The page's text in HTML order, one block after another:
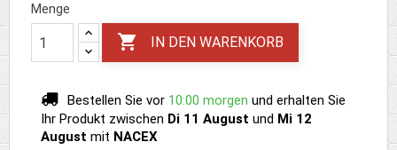
Menge
 IN DEN WARENKORB
Bestellen Sie vor 10:00 morgen und erhalten Sie
Ihr Produkt zwischen Di 11 August und Mi 12
August mit NACEX